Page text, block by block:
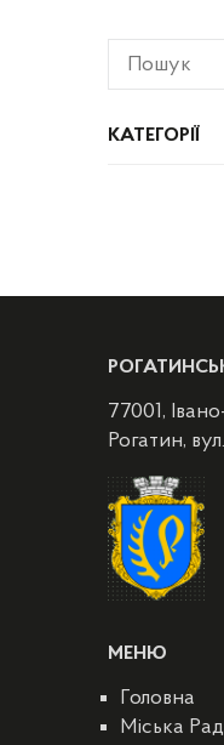
КАТЕГОРІЇ
77001,
Рогатин,
МЕНЮ
Головна
Міська